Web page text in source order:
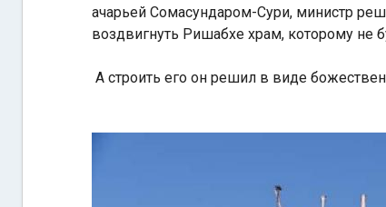
ачарьей Сомасундаром-Сури, министр
воздвигнуть Ришабхе храм, которому не
А строить его он решил в виде